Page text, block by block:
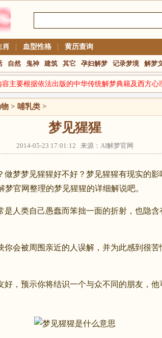
肖 血型性格 黄历查询
自然 鬼神 建筑 其它 孕妇解梦 记录梦境 解梦
主要根据依法出版的中华传统解梦典籍及西方
> 哺乳类 >
梦见猩猩
2014-05-23 17:01:12 来源：AI解梦官网
做梦梦见猩猩好不好？梦见猩猩有现实的
官网整理的梦见猩猩的详细解说吧。
类自己愚蠢而笨拙一面的折射，也隐含
会被周围亲近的人误解，并为此感到很苦
，预示你将结识一个与众不同的朋友，他